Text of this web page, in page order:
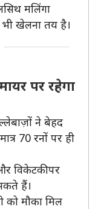
मलिंगा
खेलना तय है।
पर रहेगा
ने बेहद
70 रनों पर ही
विकेटकीपर
हैं।
को मौका मिल